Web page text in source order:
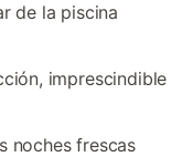
de la piscina
imprescindible
noches frescas